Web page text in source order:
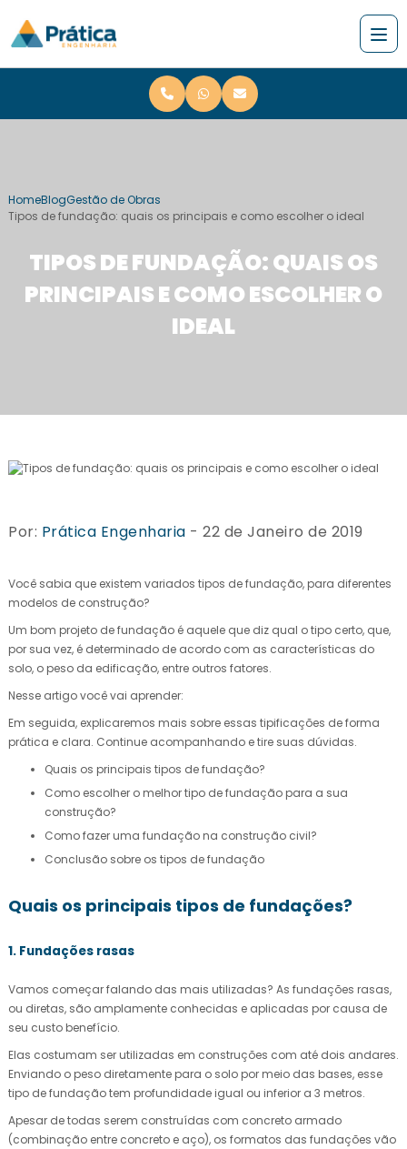
HomeBlogGestão de Obras
Tipos de fundação: quais os principais e como escolher o ideal
TIPOS DE FUNDAÇÃO: QUAIS OS
PRINCIPAIS E COMO ESCOLHER O
IDEAL
Por: Prática Engenharia - 22 de Janeiro de 2019
Você sabia que existem variados tipos de fundação, para diferentes
modelos de construção?
Um bom projeto de fundação é aquele que diz qual o tipo certo, que,
por sua vez, é determinado de acordo com as características do
solo, o peso da edificação, entre outros fatores.
Nesse artigo você vai aprender:
Em seguida, explicaremos mais sobre essas tipificações de forma
prática e clara. Continue acompanhando e tire suas dúvidas.
Quais os principais tipos de fundação?
Como escolher o melhor tipo de fundação para a sua
construção?
Como fazer uma fundação na construção civil?
Conclusão sobre os tipos de fundação
Quais os principais tipos de fundações?
1. Fundações rasas
Vamos começar falando das mais utilizadas? As fundações rasas,
ou diretas, são amplamente conhecidas e aplicadas por causa de
seu custo benefício.
Elas costumam ser utilizadas em construções com até dois andares.
Enviando o peso diretamente para o solo por meio das bases, esse
tipo de fundação tem profundidade igual ou inferior a 3 metros.
Apesar de todas serem construídas com concreto armado
(combinação entre concreto e aço), os formatos das fundações vão